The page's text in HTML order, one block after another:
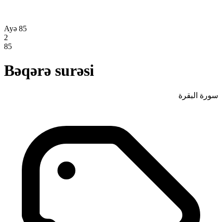
Ayə 85
2
85
Bəqərə surəsi
سورة البقرة